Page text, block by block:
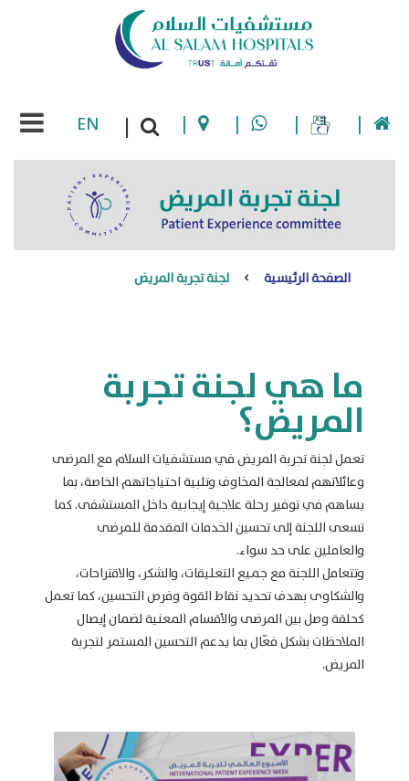
|
|
|
|
|
EN
الصفحة الرئيسية لجنة تجربة المريض
ما هي لجنة تجربة
المريض؟
تعمل لجنة تجربة المريض في مستشفيات السلام مع المرضى
وعائلاتهم لمعالجة المخاوف وتلبية احتياجاتهم الخاصة، بما
يساهم في توفير رحلة علاجية إيجابية داخل المستشفى. كما
تسعى اللجنة إلى تحسين الخدمات المقدمة للمرضى
والعاملين على حد سواء.
وتتعامل اللجنة مع جميع التعليقات، والشكر، والاقتراحات،
والشكاوى بهدف تحديد نقاط القوة وفرص التحسين، كما تعمل
كحلقة وصل بين المرضى والأقسام المعنية لضمان إيصال
الملاحظات بشكل فعّال بما يدعم التحسين المستمر لتجربة
المريض.